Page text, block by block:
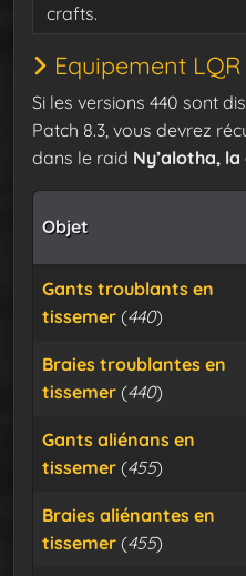
crafts.
Equipement LQR
Si les versions 440 sont
Patch 8.3, vous devrez
dans le raid Ny’alotha,
Objet
Gants troublants en
tissemer (440)
Braies troublantes en
tissemer (440)
Gants aliénans en
tissemer (455)
Braies aliénantes en
tissemer (455)